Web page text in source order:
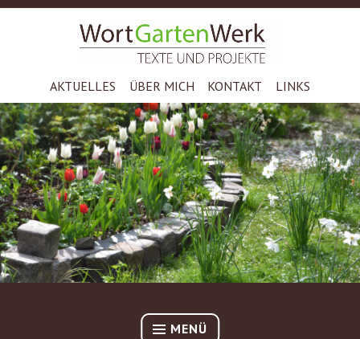
Zum
TEXTE UND PROJEKTE – DR. STEPHAN STOCKMAR
WORTGARTENWERK
AKTUELLES ÜBER MICH KONTAKT LINKS
MENÜ